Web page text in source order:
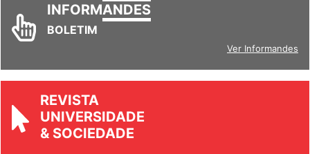
INFORMANDES
BOLETIM
Ver Informandes
REVISTA
UNIVERSIDADE
& SOCIEDADE